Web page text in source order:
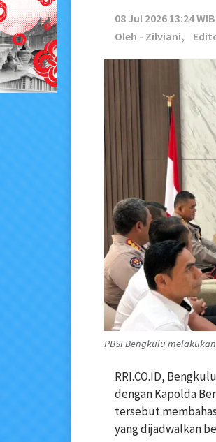
08 Jul 2026 13:24 WIB
Oleh - Zilviani,
PBSI Bengkulu
RRI.CO.ID,
dengan Kapolda
tersebut
yang dijadwalkan